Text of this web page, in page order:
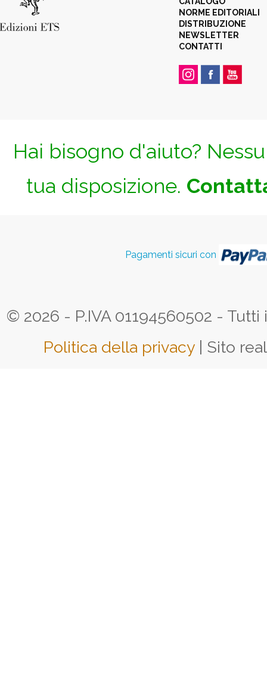
NORME EDITORIALI
DISTRIBUZIONE
NEWSLETTER
CONTATTI
Hai bisogno d'aiuto?
tua disposizione.
Pagamenti sicuri con
© 2026 - P.IVA 01194560502 -
Politica della privacy | Sito